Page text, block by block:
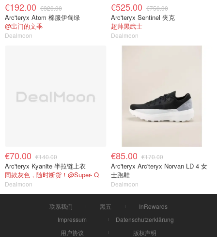
€192.00 €320.00
Arc'teryx Atom 棉服伊甸绿
@出门的文乖
Dealmoon
€525.00 €750.00
Arc'teryx Sentinel 夹克
超帅黑武士
Dealmoon
€70.00 €140.00
Arc'teryx Kyanite 半拉链上衣
同款灰色，随时断货！@Super- Q
Dealmoon
€85.00 €170.00
Arc'teryx Arc'teryx Norvan LD 4 女
士跑鞋
Dealmoon
联系我们 黑五
InRewards
Impressum
Datenschutzerklärung
用户协议
版权声明